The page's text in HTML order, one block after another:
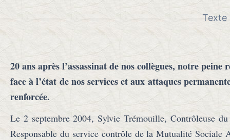
Texte
20 ans après l’assassinat de nos collègues, notre
face à l’état de nos services et aux attaques
renforcée.
Le 2 septembre 2004, Sylvie Trémouille, Contrôleuse
Responsable du service contrôle de la Mutualité Sociale